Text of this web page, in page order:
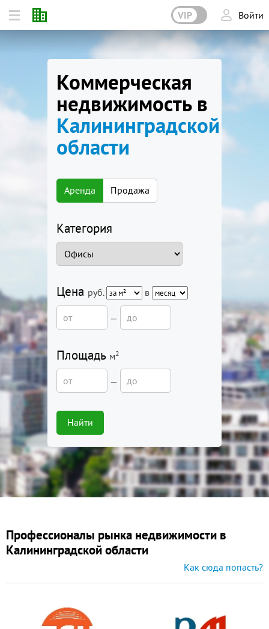
VIP Войти
Коммерческая
недвижимость в
Калининградской
области
Аренда Продажа
Категория
Цена руб. в
—
Площадь м2
—
Найти
Профессионалы рынка недвижимости в
Калининградской области
Как сюда попасть?